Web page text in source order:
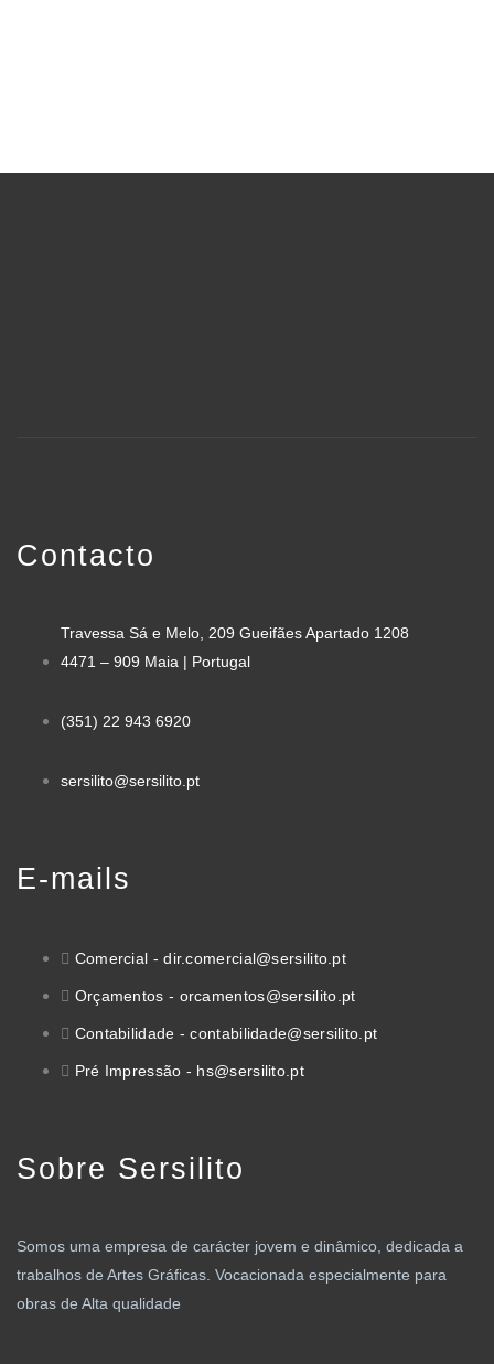
Contacto
Travessa Sá e Melo, 209 Gueifães Apartado 1208
4471 – 909 Maia | Portugal
(351) 22 943 6920
sersilito@sersilito.pt
E-mails
Comercial - dir.comercial@sersilito.pt
Orçamentos - orcamentos@sersilito.pt
Contabilidade - contabilidade@sersilito.pt
Pré Impressão - hs@sersilito.pt
Sobre Sersilito
Somos uma empresa de carácter jovem e dinâmico, dedicada a
trabalhos de Artes Gráficas. Vocacionada especialmente para
obras de Alta qualidade